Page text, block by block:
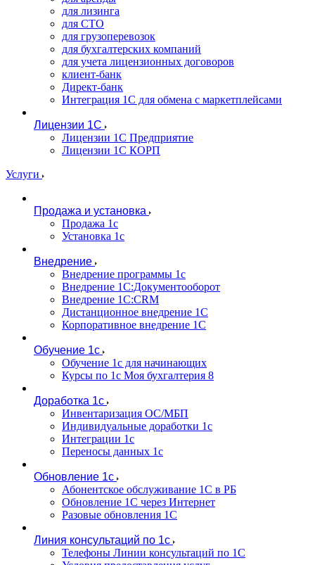
для лизинга
для СТО
для грузоперевозок
для бухгалтерских компаний
для учета лицензионных договоров
клиент-банк
Директ-банк
Интеграция 1C для обмена с маркетплейсами
Лицензии 1С
Лицензии 1С Предприятие
Лицензии 1С КОРП
Услуги
Продажа и установка
Продажа 1с
Установка 1с
Внедрение
Внедрение программы 1с
Внедрение 1С:Документооборот
Внедрение 1С:CRM
Дистанционное внедрение 1С
Корпоративное внедрение 1С
Обучение 1с
Обучение 1с для начинающих
Курсы по 1с Моя бухгалтерия 8
Доработка 1с
Инвентаризация ОС/МБП
Индивидуальные доработки 1с
Интеграции 1с
Переносы данных 1с
Обновление 1с
Абонентское обслуживание 1С в РБ
Обновление 1С через Интернет
Разовые обновления 1С
Линия консультаций по 1с
Телефоны Линии консультаций по 1С